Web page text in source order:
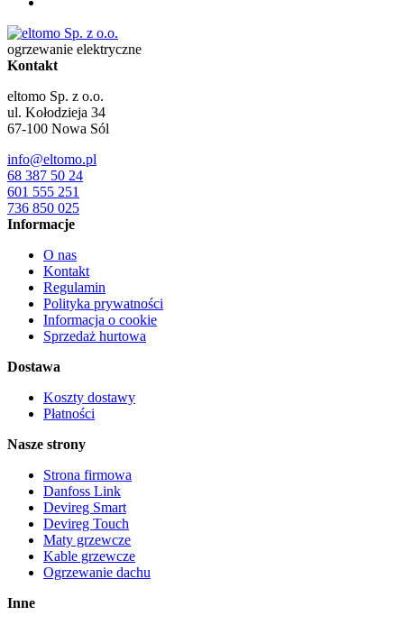
ogrzewanie elektryczne
Kontakt
eltomo Sp. z o.o.
ul. Kołodzieja 34
67-100 Nowa Sól
info@eltomo.pl
68 387 50 24
601 555 251
736 850 025
Informacje
O nas
Kontakt
Regulamin
Polityka prywatności
Informacja o cookie
Sprzedaż hurtowa
Dostawa
Koszty dostawy
Płatności
Nasze strony
Strona firmowa
Danfoss Link
Devireg Smart
Devireg Touch
Maty grzewcze
Kable grzewcze
Ogrzewanie dachu
Inne